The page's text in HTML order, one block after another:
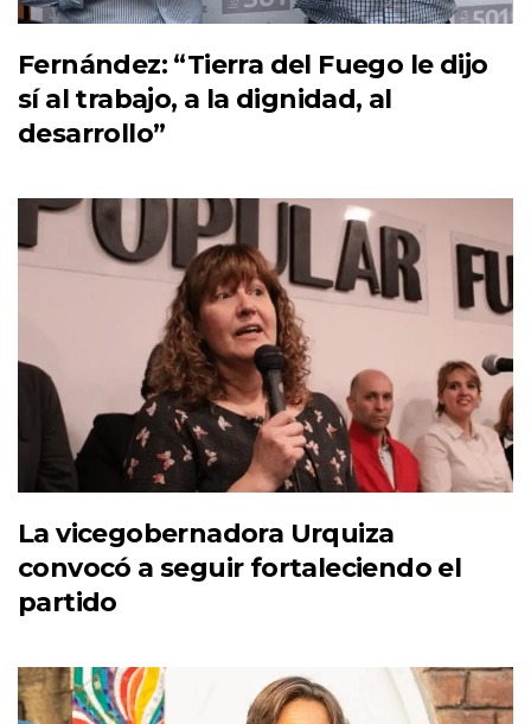
Fernández: “Tierra del Fuego le dijo
sí al trabajo, a la dignidad, al
desarrollo”
La vicegobernadora Urquiza
convocó a seguir fortaleciendo el
partido